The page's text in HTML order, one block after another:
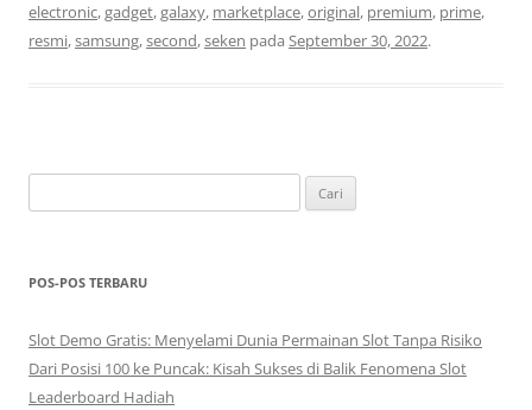
electronic,gadget,galaxy, marketplace,original, premium, prime,
resmi,samsung,second,seken pada September 30, 2022.
untuk:
POS-POS TERBARU
Slot Demo Gratis: Menyelami Dunia Permainan Slot Tanpa Risiko
Dari Posisi 100 ke Puncak: Kisah Sukses di Balik Fenomena Slot
Leaderboard Hadiah